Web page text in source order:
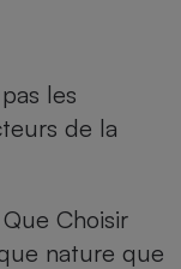
les
de la
Choisir
nature que